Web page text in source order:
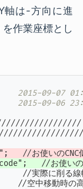
軸は-方向に進
作業座標とし
---
+++
////////////////////
いのCNC似合
//お使いのCNC
に削る線幅を